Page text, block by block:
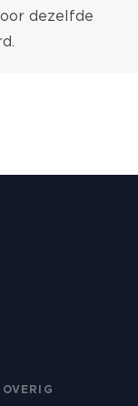
dezelfde
OVERIG